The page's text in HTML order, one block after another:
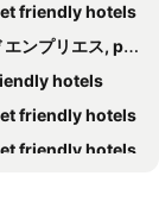
friendly hotels
エス, pet friendly hotels
hotels
friendly hotels
friendly hotels